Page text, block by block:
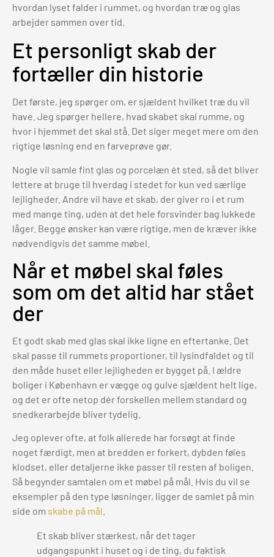
hvordan lyset falder i rummet, og hvordan træ og glas
arbejder sammen over tid.
Et personligt skab der
fortæller din historie
Det første, jeg spørger om, er sjældent hvilket træ du vil
have. Jeg spørger hellere, hvad skabet skal rumme, og
hvor i hjemmet det skal stå. Det siger meget mere om den
rigtige løsning end en farveprøve gør.
Nogle vil samle fint glas og porcelæn ét sted, så det bliver
lettere at bruge til hverdag i stedet for kun ved særlige
lejligheder. Andre vil have et skab, der giver ro i et rum
med mange ting, uden at det hele forsvinder bag lukkede
låger. Begge ønsker kan være rigtige, men de kræver ikke
nødvendigvis det samme møbel.
Når et møbel skal føles
som om det altid har stået
der
Et godt skab med glas skal ikke ligne en eftertanke. Det
skal passe til rummets proportioner, til lysindfaldet og til
den måde huset eller lejligheden er bygget på. I ældre
boliger i København er vægge og gulve sjældent helt lige,
og det er ofte netop dér forskellen mellem standard og
snedkerarbejde bliver tydelig.
Jeg oplever ofte, at folk allerede har forsøgt at finde
noget færdigt, men at bredden er forkert, dybden føles
klodset, eller detaljerne ikke passer til resten af boligen.
Så begynder samtalen om et møbel på mål. Hvis du vil se
eksempler på den type løsninger, ligger de samlet på min
side om skabe på mål
Et skab bliver stærkest, når det tager
udgangspunkt i huset og i de ting, du faktisk